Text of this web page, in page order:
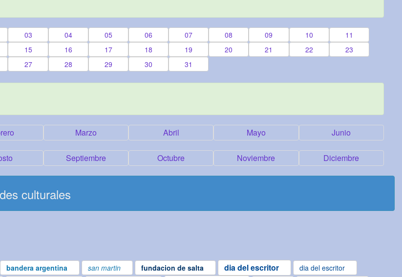
03 04 05 06 07 08 09 10
11
15 16 17 18 19 20 21 22
23
27 28 29 30 31
Marzo Abril Mayo Junio
Septiembre Octubre Noviembre Diciembre
culturales
bandera argentina san martin fundacion de salta dia del escritor
dia del escritor